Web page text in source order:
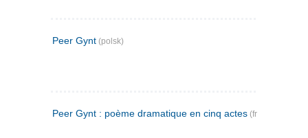
Peer Gynt (polsk)
Peer Gynt : poème dramatique en cinq actes (fransk)